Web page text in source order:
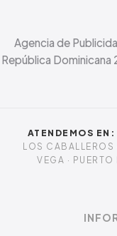
Agencia de
República Dominicana
ATENDEMOS EN:
LOS CABALLEROS
VEGA ·